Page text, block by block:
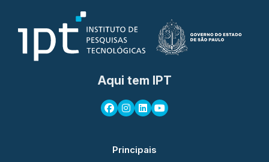
Aqui tem IPT
Principais